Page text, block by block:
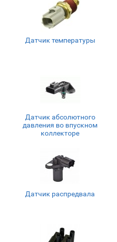
Датчик температуры
Датчик абсолютного
давления во впускном
коллекторе
Датчик распредвала